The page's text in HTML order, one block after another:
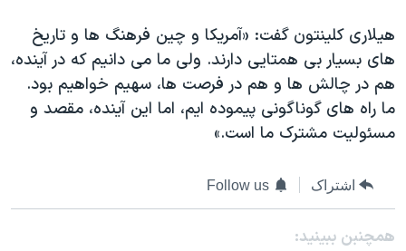
هیلاری کلینتون گفت: «آمریکا و چین فرهنگ ها و تاریخ
های بسیار بی همتایی دارند. ولی ما می دانیم که در آینده،
هم در چالش ها و هم در فرصت ها، سهیم خواهیم بود.
ما راه های گوناگونی پیموده ایم، اما این آینده، مقصد و
مسئولیت مشترک ما است.»
اشتراک Follow us
همچنبن ببینید: